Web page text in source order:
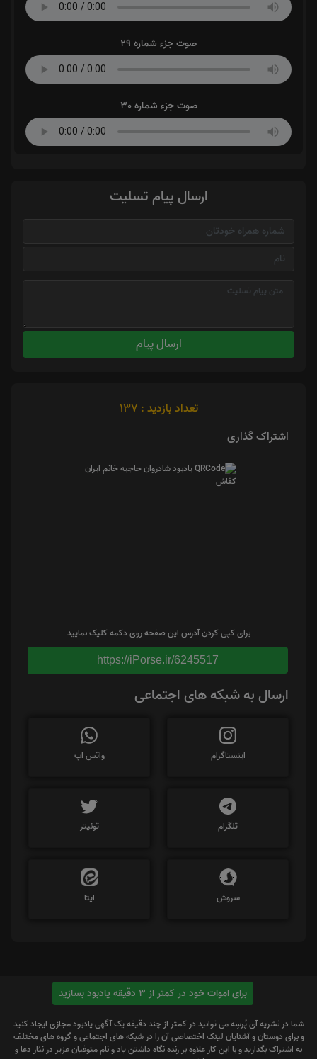
صوت جزء شماره 29
صوت جزء شماره 30
ارسال پیام تسلیت
ارسال پیام
تعداد بازدید : 137
اشتراک گذاری
برای کپی کردن آدرس این صفحه روی دکمه کلیک نمایید
https://iPorse.ir/6245517
ارسال به شبکه های اجتماعی
اینستاگرام واتس اپ
تلگرام توئیتر
سروش ایتا
برای اموات خود در کمتر از 3 دقیقه یادبود بسازید
شما در نشریه آی پُرسِه می توانید در کمتر از چند دقیقه یک آگهی یادبود مجازی ایجاد کنید
و برای دوستان و آشنایان لینک اختصاصی آن را در شبکه های اجتماعی و گروه های مختلف
به اشتراک بگذارید و با این کار علاوه بر زنده نگاه داشتن یاد و نام متوفیان عزیز در نثار دعا و